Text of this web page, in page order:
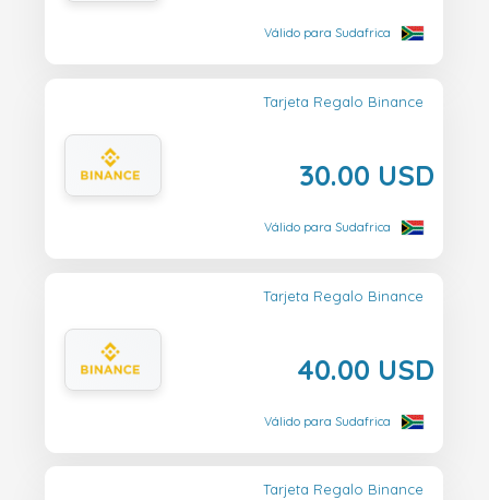
Válido para Sudafrica
Tarjeta Regalo Binance
30.00 USD
Válido para Sudafrica
Tarjeta Regalo Binance
40.00 USD
Válido para Sudafrica
Tarjeta Regalo Binance